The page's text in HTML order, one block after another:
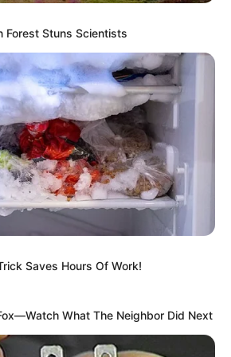
Forest Stuns Scientists
Saves Hours Of Work!
What The Neighbor Did Next